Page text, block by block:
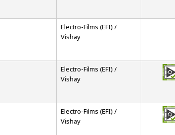
Electro-Films (EFI) /
Vishay
Electro-Films (EFI) /
Vishay
Electro-Films (EFI) /
Vishay